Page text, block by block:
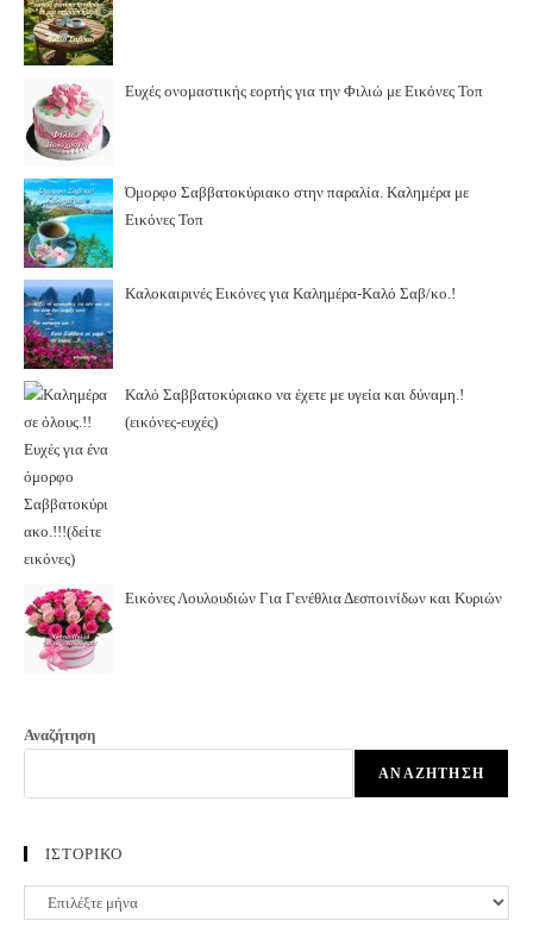
Ευχές ονομαστικής εορτής για την Φιλιώ με Εικόνες Τοπ
Όμορφο Σαββατοκύριακο στην παραλία. Καλημέρα με
Εικόνες Τοπ
Καλοκαιρινές Εικόνες για Καλημέρα-Καλό Σαβ/κο.!
Καλό Σαββατοκύριακο να έχετε με υγεία και δύναμη.!
(εικόνες-ευχές)
Εικόνες Λουλουδιών Για Γενέθλια Δεσποινίδων και Κυριών
Αναζήτηση
ΑΝΑΖΉΤΗΣΗ
ΙΣΤΟΡΙΚΟ
ΙΣΤΟΡΙΚΟ